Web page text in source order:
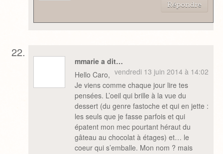
Répondre
mmarie a dit…
vendredi 13 juin 2014 à 14:02
Hello Caro,
Je viens comme chaque jour lire tes
pensées. L’oeil qui brille à la vue du
dessert (du genre fastoche et qui en jette :
les seuls que je fasse parfois et qui
épatent mon mec pourtant héraut du
gâteau au chocolat à étages) et… le
coeur qui s’emballe. Mon nom ? mais